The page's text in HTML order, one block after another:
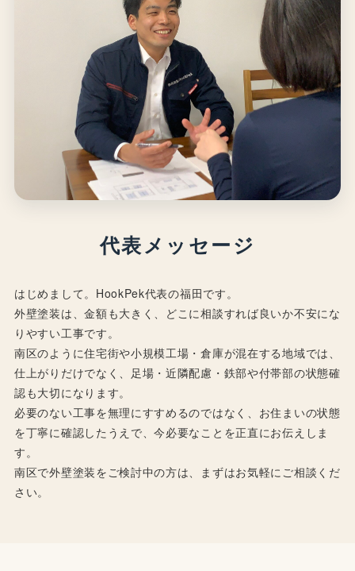
代表メッセージ
はじめまして。HookPek代表の福田です。
外壁塗装は、金額も大きく、どこに相談すれば良いか不安にな
りやすい工事です。
南区のように住宅街や小規模工場・倉庫が混在する地域では、
仕上がりだけでなく、足場・近隣配慮・鉄部や付帯部の状態確
認も大切になります。
必要のない工事を無理にすすめるのではなく、お住まいの状態
を丁寧に確認したうえで、今必要なことを正直にお伝えしま
す。
南区で外壁塗装をご検討中の方は、まずはお気軽にご相談くだ
さい。